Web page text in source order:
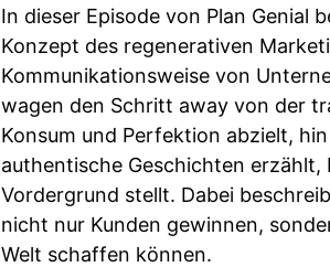
In dieser Episode von Plan Genial
Konzept des regenerativen
Kommunikationsweise von
wagen den Schritt away von der
Konsum und Perfektion abzielt,
authentische Geschichten
Vordergrund stellt. Dabei
nicht nur Kunden gewinnen,
Welt schaffen können.